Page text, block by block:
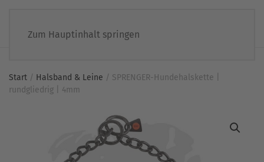
Zum Hauptinhalt springen
Start / Halsband & Leine / SPRENGER-Hundehalskette |
rundgliedrig | 4mm